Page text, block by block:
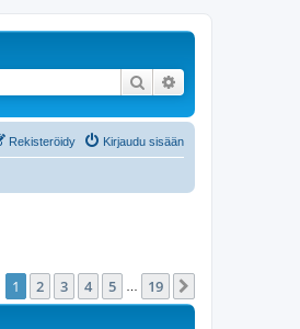
Etsi
Kirjaudu sisään
Rekisteröidy
Sivu 19
1 2 3 4 5 19